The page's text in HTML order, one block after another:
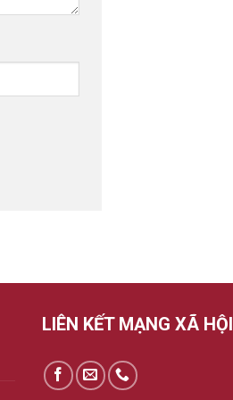
LIÊN KẾT MẠNG XÃ HỘI